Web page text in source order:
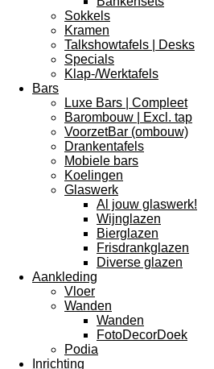
Sokkels
Kramen
Talkshowtafels | Desks
Specials
Klap-/Werktafels
Bars
Luxe Bars | Compleet
Barombouw | Excl. tap
VoorzetBar (ombouw)
Drankentafels
Mobiele bars
Koelingen
Glaswerk
Al jouw glaswerk!
Wijnglazen
Bierglazen
Frisdrankglazen
Diverse glazen
Aankleding
Vloer
Wanden
Wanden
FotoDecorDoek
Podia
Inrichting